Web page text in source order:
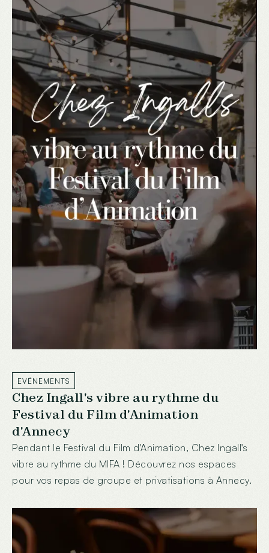
EVÉNEMENTS
Chez Ingall's vibre au rythme du
Festival du Film d'Animation
d'Annecy
Pendant le Festival du Film d'Animation, Chez Ingall's
vibre au rythme du MIFA ! Découvrez nos espaces
pour vos repas de groupe et privatisations à Annecy.